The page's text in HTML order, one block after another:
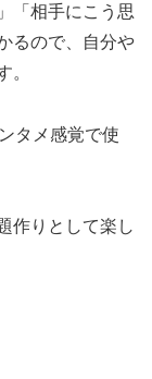
「相手にこう思
るので、自分や
。
タメ感覚で使
作りとして楽し